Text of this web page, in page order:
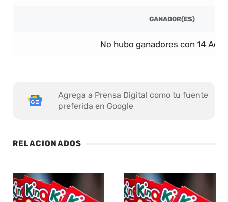
GANADOR(ES)
No hubo ganadores con 14
Agrega a Prensa Digital como tu fuente
preferida en Google
RELACIONADOS